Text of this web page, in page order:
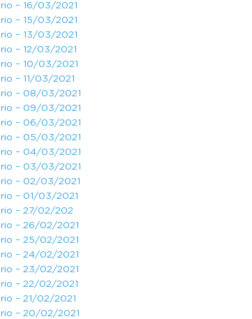
– 16/03/2021
– 15/03/2021
– 13/03/2021
– 12/03/2021
– 10/03/2021
– 11/03/2021
– 08/03/2021
– 09/03/2021
– 06/03/2021
– 05/03/2021
– 04/03/2021
– 03/03/2021
– 02/03/2021
– 01/03/2021
– 27/02/202
– 26/02/2021
– 25/02/2021
– 24/02/2021
– 23/02/2021
– 22/02/2021
– 21/02/2021
– 20/02/2021